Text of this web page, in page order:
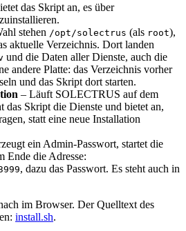
das Skript an, es über
stehen /opt/solectrus (als root),
aktuelle Verzeichnis. Dort landen
und die Daten aller Dienste, auch die
andere Platte: das Verzeichnis vorher
und das Skript dort starten.
– Läuft SOLECTRUS auf dem
das Skript die Dienste und bietet an,
statt eine neue Installation
ein Admin-Passwort, startet die
Ende die Adresse:
, dazu das Passwort. Es steht auch in
im Browser. Der Quelltext des
install.sh.